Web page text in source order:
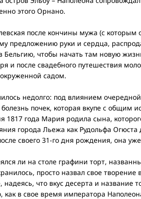
этого Орнано.
после кончины мужа (с которым
предложению руки и сердца,
Бельгию, чтобы начать там новую
и после свадебного путешествия
садом.
недолго: под влиянием
болезнь почек, которая вкупе с общим
1817 года Мария родила сына,
города Льежа как Рудольфа
своего 31-го дня рождения, она
ли на столе графини торт,
просто назвал свое
надеясь, что вкус десерта и название
как в свое время императора